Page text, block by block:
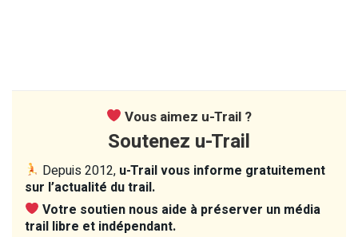
Vous aimez u-Trail ?
Soutenez u-Trail
Depuis 2012, u-Trail vous informe gratuitement
sur l’actualité du trail.
Votre soutien nous aide à préserver un média
trail libre et indépendant.